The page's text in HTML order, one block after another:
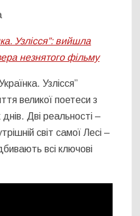
Узлісся”: вийшла
незнятого фільму
Узлісся”
великої поетеси з
днів. Дві реальності –
світ самої Лесі –
всі ключові